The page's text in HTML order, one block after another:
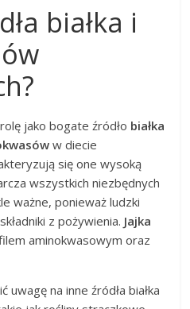
białka i
jako bogate źródło białka
w diecie
się one wysoką
wszystkich niezbędnych
ważne, ponieważ ludzki
z pożywienia. Jajka
aminokwasowym oraz
na inne źródła białka